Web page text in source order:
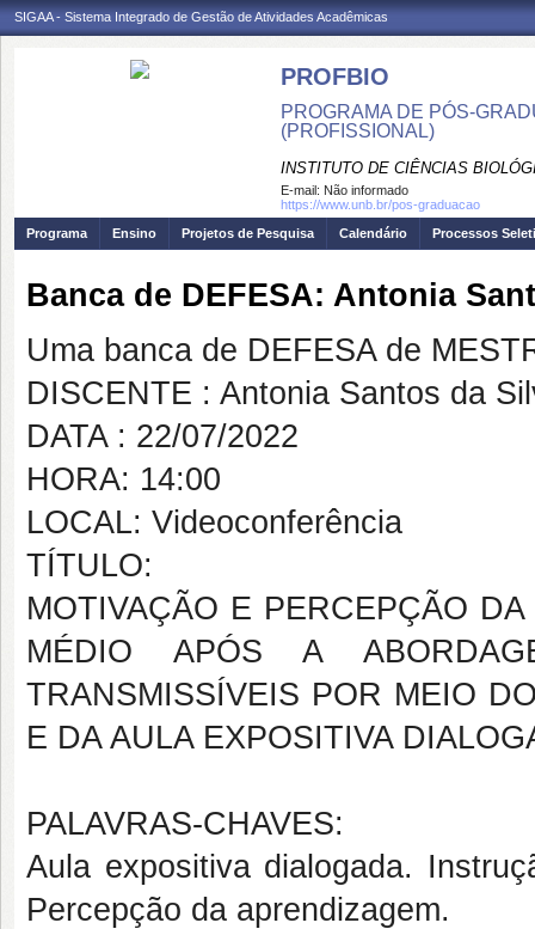
SIGAA - Sistema Integrado de Gestão de Atividades Acadêmicas
PROFBIO
PROGRAMA DE PÓS-
(PROFISSIONAL)
INSTITUTO DE CIÊNCIAS
E-mail: Não informado
https://www.unb.br/pos-graduacao
Programa
Ensino Projetos de Pesquisa Calendário Processos
Banca de DEFESA: Antonia
Uma banca de DEFESA de
DISCENTE : Antonia Santos da
DATA : 22/07/2022
HORA: 14:00
LOCAL: Videoconferência
TÍTULO:
MOTIVAÇÃO E PERCEPÇÃO
MÉDIO APÓS A
TRANSMISSÍVEIS POR MEIO
E DA AULA EXPOSITIVA
PALAVRAS-CHAVES:
Aula expositiva dialogada.
Percepção da aprendizagem.